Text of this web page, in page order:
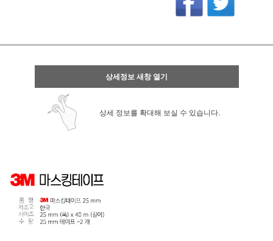
상세정보 새창 열기
상세 정보를 확대해 보실 수 있습니다.